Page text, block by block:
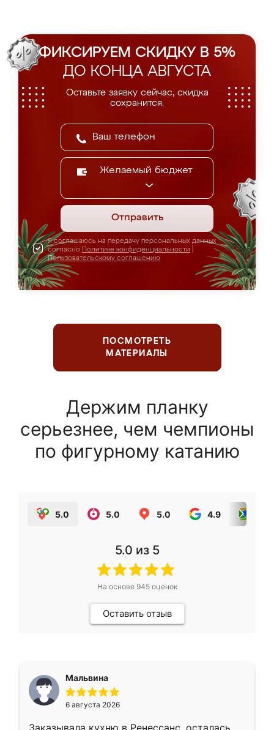
ФИКСИРУЕМ СКИДКУ В 5%
ДО КОНЦА АВГУСТА
Оставьте заявку сейчас, скидка
сохранится.
Желаемый бюджет
Отправить
Я соглашаюсь на передачу персональных данных
согласно Политике конфиденциальности
Пользовательскому соглашению
ПОСМОТРЕТЬ
МАТЕРИАЛЫ
Держим планку
серьезнее, чем чемпионы
по фигурному катанию
5.0 5.0 5.0 4.9
5.0 из 5
На основе 945оценок
Оставить отзыв
Мальвина
6 августа 2026
Заказывала кухню в Ренессанс, осталась